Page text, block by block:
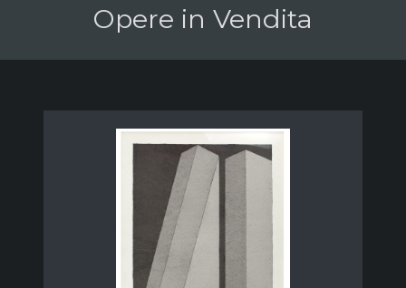
Opere in Vendita